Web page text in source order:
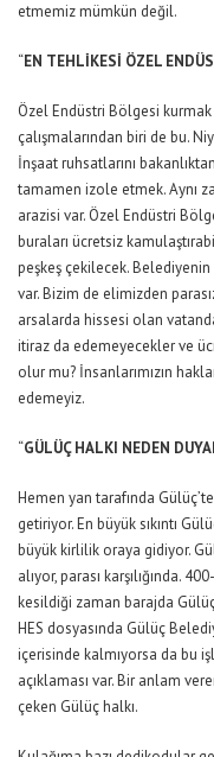
etmemiz mümkün değil.
“EN TEHLİKESİ ÖZEL
Özel Endüstri Bölgesi
çalışmalarından biri de bu.
İnşaat ruhsatlarını
tamamen izole etmek. Aynı
arazisi var. Özel Endüstri
buraları ücretsiz
peşkeş çekilecek.
var. Bizim de elimizden
arsalarda hissesi olan
itiraz da edemeyecekler ve
olur mu? İnsanlarımızın
edemeyiz.
“GÜLÜÇ HALKI NEDEN
Hemen yan tarafında
getiriyor. En büyük sıkıntı
büyük kirlilik oraya gidiyor.
alıyor, parası karşılığında.
kesildiği zaman barajda
HES dosyasında Gülüç
içerisinde kalmıyorsa da bu
açıklaması var. Bir anlam
çeken Gülüç halkı.